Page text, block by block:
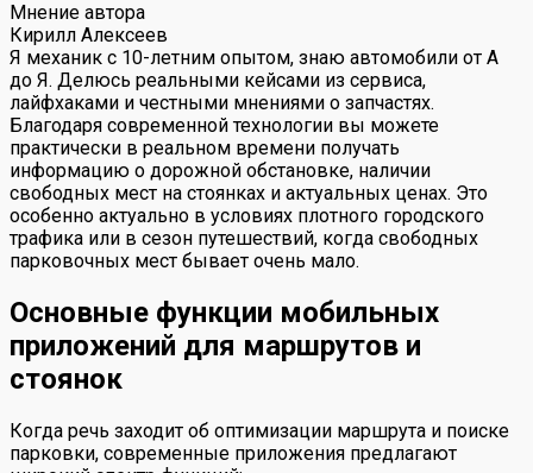
Мнение автора
Кирилл Алексеев
Я механик с 10-летним опытом, знаю автомобили от А
до Я. Делюсь реальными кейсами из сервиса,
лайфхаками и честными мнениями о запчастях.
Благодаря современной технологии вы можете
практически в реальном времени получать
информацию о дорожной обстановке, наличии
свободных мест на стоянках и актуальных ценах. Это
особенно актуально в условиях плотного городского
трафика или в сезон путешествий, когда свободных
парковочных мест бывает очень мало.
Основные функции мобильных
приложений для маршрутов и
стоянок
Когда речь заходит об оптимизации маршрута и поиске
парковки, современные приложения предлагают